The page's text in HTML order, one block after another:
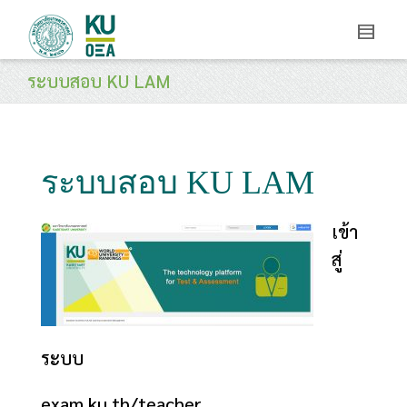
ระบบสอบ KU LAM
ระบบสอบ KU LAM
เข้า
สู่
ระบบ